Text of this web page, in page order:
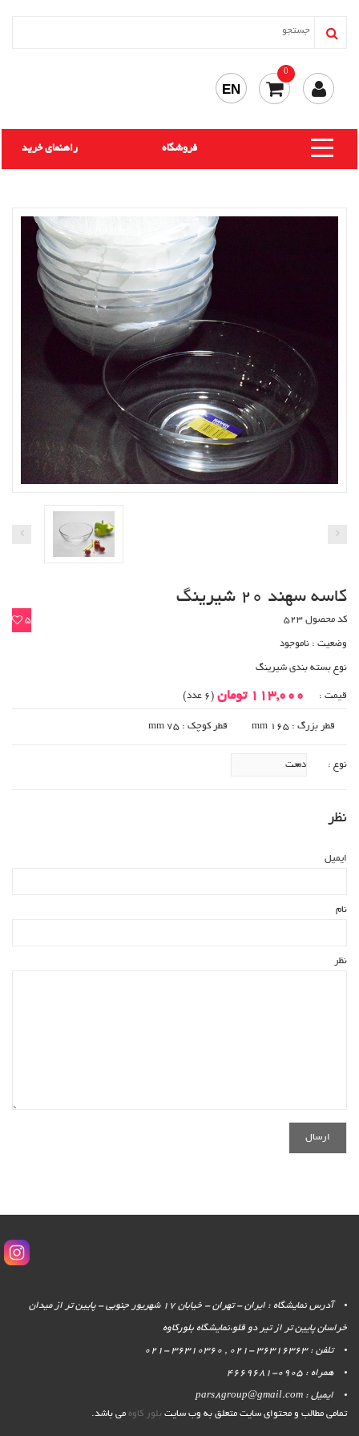
0
EN
راهنمای خرید فروشگاه
کاسه سهند 20 شیرینگ
5 کد محصول 523
وضعیت : ناموجود
نوع بسته بندی شیرینگ
قیمت : 113,000 تومان (6 عدد)
قطر بزرگ : mm 165 قطر کوچک : 75 mm
نوع :
نظر
ایمیل
نام
نظر
آدرس نمایشگاه : ایران - تهران - خیابان 17 شهریور جنوبی - پایین تر از میدان
خراسان پایین تر از تیر دو قلو،نمایشگاه بلورکاوه
تلفن : 36316363 -021 , 36310360 -021
همراه : 0905-4669681
ایمیل : pars8group@gmail.com
تمامی مطالب و محتوای سایت متعلق به وب سایت بلور کاوه می باشد.